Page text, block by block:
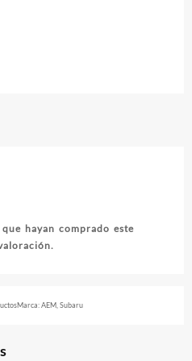
hayan comprado este
Marca:AEM,Subaru